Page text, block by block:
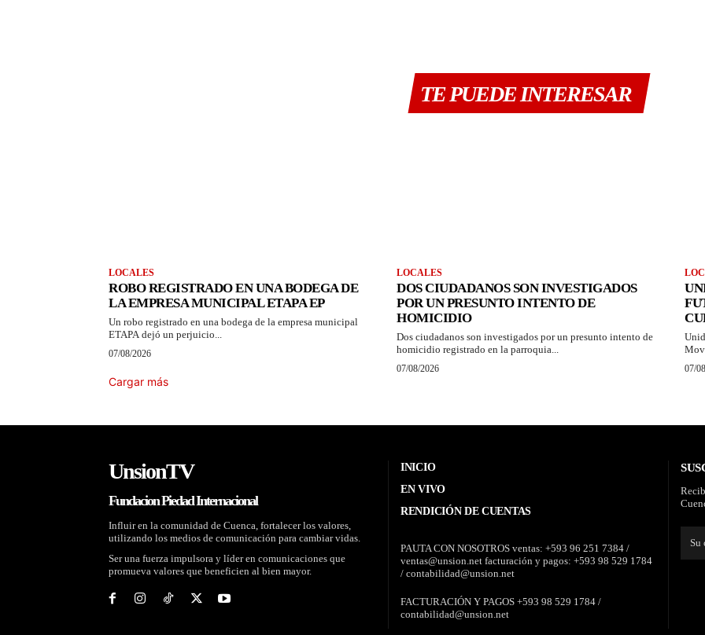
TE PUEDE INTERESAR
LOCALES
ROBO REGISTRADO EN UNA BODEGA DE
LA EMPRESA MUNICIPAL ETAPA EP
Un robo registrado en una bodega de la empresa municipal
ETAPA dejó un perjuicio...
07/08/2026
LOCALES
DOS CIUDADANOS SON INVESTIGADOS
POR UN PRESUNTO INTENTO DE
HOMICIDIO
Dos ciudadanos son investigados por un presunto intento de
homicidio registrado en la parroquia...
07/08/2026 07/
Cargar más
UnsionTV
Fundacion Piedad Internacional
Influir en la comunidad de Cuenca, fortalecer los valores,
utilizando los medios de comunicación para cambiar vidas.
Ser una fuerza impulsora y líder en comunicaciones que
promueva valores que beneficien al bien mayor.
INICIO
EN VIVO
RENDICIÓN DE CUENTAS
PAUTA CON NOSOTROS ventas: +593 96 251 7384 /
ventas@unsion.net facturación y pagos: +593 98 529 1784
/ contabilidad@unsion.net
FACTURACIÓN Y PAGOS +593 98 529 1784 /
contabilidad@unsion.net